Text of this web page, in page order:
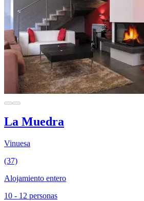
La Muedra
Vinuesa
(37)
Alojamiento entero
10 - 12 personas